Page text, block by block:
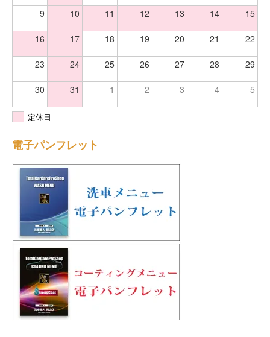
9 10 11 12 13 14 15
16 17 18 19 20 21 22
23 24 25 26 27 28 29
30 31 1 2 3 4 5
定休日
電子パンフレット